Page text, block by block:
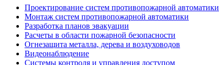
Проектирование систем противопожарной автоматики
Монтаж систем противопожарной автоматики
Разработка планов эвакуации
Расчеты в области пожарной безопасности
Огнезащита металла, дерева и воздуховодов
Видеонаблюдение
Системы контроля и управления доступом